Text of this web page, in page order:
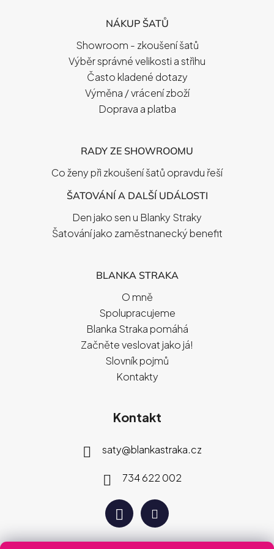
NÁKUP ŠATŮ
Showroom - zkoušení šatů
Výběr správné velikosti a střihu
Často kladené dotazy
Výměna / vrácení zboží
Doprava a platba
RADY ZE SHOWROOMU
Co ženy při zkoušení šatů opravdu řeší
ŠATOVÁNÍ A DALŠÍ UDÁLOSTI
Den jako sen u Blanky Straky
Šatování jako zaměstnanecký benefit
BLANKA STRAKA
O mně
Spolupracujeme
Blanka Straka pomáhá
Začněte veslovat jako já!
Slovník pojmů
Kontakty
Kontakt
saty@blankastraka.cz
734 622 002